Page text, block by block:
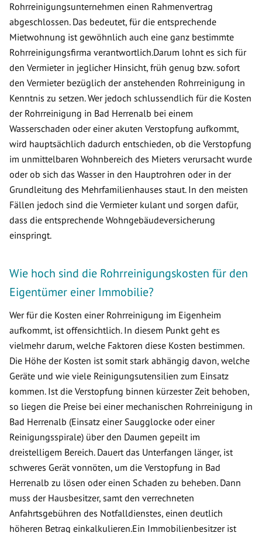
Rohrreinigungsunternehmen einen Rahmenvertrag
abgeschlossen. Das bedeutet, für die entsprechende
Mietwohnung ist gewöhnlich auch eine ganz bestimmte
Rohrreinigungsfirma verantwortlich.Darum lohnt es sich für
den Vermieter in jeglicher Hinsicht, früh genug bzw. sofort
den Vermieter bezüglich der anstehenden Rohrreinigung in
Kenntnis zu setzen. Wer jedoch schlussendlich für die Kosten
der Rohrreinigung in Bad Herrenalb bei einem
Wasserschaden oder einer akuten Verstopfung aufkommt,
wird hauptsächlich dadurch entschieden, ob die Verstopfung
im unmittelbaren Wohnbereich des Mieters verursacht wurde
oder ob sich das Wasser in den Hauptrohren oder in der
Grundleitung des Mehrfamilienhauses staut. In den meisten
Fällen jedoch sind die Vermieter kulant und sorgen dafür,
dass die entsprechende Wohngebäudeversicherung
einspringt.
Wie hoch sind die Rohrreinigungskosten für den
Eigentümer einer Immobilie?
Wer für die Kosten einer Rohrreinigung im Eigenheim
aufkommt, ist offensichtlich. In diesem Punkt geht es
vielmehr darum, welche Faktoren diese Kosten bestimmen.
Die Höhe der Kosten ist somit stark abhängig davon, welche
Geräte und wie viele Reinigungsutensilien zum Einsatz
kommen. Ist die Verstopfung binnen kürzester Zeit behoben,
so liegen die Preise bei einer mechanischen Rohrreinigung in
Bad Herrenalb (Einsatz einer Saugglocke oder einer
Reinigungsspirale) über den Daumen gepeilt im
dreistelligem Bereich. Dauert das Unterfangen länger, ist
schweres Gerät vonnöten, um die Verstopfung in Bad
Herrenalb zu lösen oder einen Schaden zu beheben. Dann
muss der Hausbesitzer, samt den verrechneten
Anfahrtsgebühren des Notfalldienstes, einen deutlich
höheren Betrag einkalkulieren.Ein Immobilienbesitzer ist